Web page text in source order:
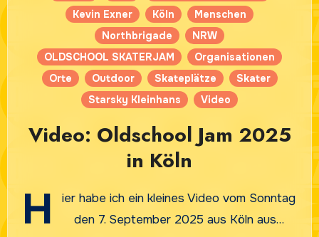
Kevin Exner
Köln
Menschen
Northbrigade
NRW
OLDSCHOOL SKATERJAM
Organisationen
Orte
Outdoor Skateplätze
Skater
Starsky Kleinhans
Video
Video: Oldschool Jam 2025
in Köln
H
ier habe ich ein kleines Video vom Sonntag
den 7. September 2025 aus Köln aus…